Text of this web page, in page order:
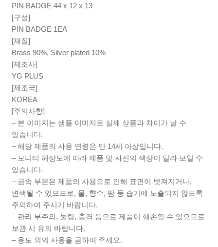
PIN BADGE 44 x 12 x 13
[구성]
PIN BADGE 1EA
[재질]
Brass 90%, Silver plated 10%
[제조사]
YG PLUS
[제조국]
KOREA
[주의사항]
– 본 이미지는 샘플 이미지로 실제 상품과 차이가 날 수
있습니다.
– 해당 제품의 사용 연령은 만 14세 이상입니다.
– 모니터 해상도에 따라 제품 및 사진의 색상이 달라 보일 수
있습니다.
– 금속 부분은 제품의 사용으로 인해 표면이 벗져지거나,
변색될 수 있으므로, 물, 향수, 땀 등 습기에 노출되지 않도록
주의하여 주시기 바랍니다.
– 관리 부주의, 눌림, 충격 등으로 제품이 훼손될 수 있으므로
보관 시 유의 바랍니다.
– 용도 외의 사용을 금하여 주세요.